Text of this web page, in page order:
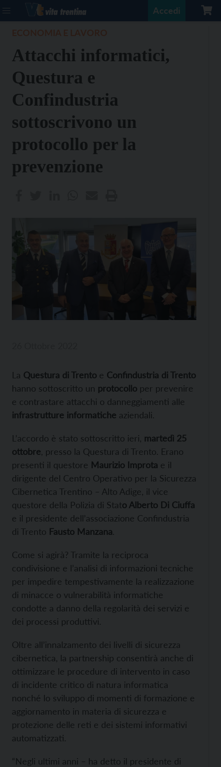
Accedi
Attacchi informatici,
Questura e
Confindustria
sottoscrivono un
protocollo per la
prevenzione
La Questura di Trento e Confindustria di Trento
hanno sottoscritto un protocollo per prevenire
e contrastare attacchi o danneggiamenti alle
infrastrutture informatiche aziendali.
L’accordo è stato sottoscritto ieri, martedì 25
ottobre , presso la Questura di Trento. Erano
presenti il questore Maurizio Improta e il
dirigente del Centro Operativo per la Sicurezza
Cibernetica Trentino – Alto Adige, il vice
questore della Polizia di Stato Alberto Di Ciuffa
e il presidente dell’associazione Confindustria
di Trento Fausto Manzana.
Come si agirà? Tramite la reciproca
condivisione e l’analisi di informazioni tecniche
per impedire tempestivamente la realizzazione
di minacce o vulnerabilità informatiche
condotte a danno della regolarità dei servizi e
dei processi produttivi.
Oltre all’innalzamento dei livelli di sicurezza
cibernetica, la partnership consentirà anche di
ottimizzare le procedure di intervento in caso
di incidente critico di natura informatica
nonché lo sviluppo di momenti di formazione e
aggiornamento in materia di sicurezza e
protezione delle reti e dei sistemi informativi
automatizzati.
“Negli ultimi anni – ha detto il presidente di